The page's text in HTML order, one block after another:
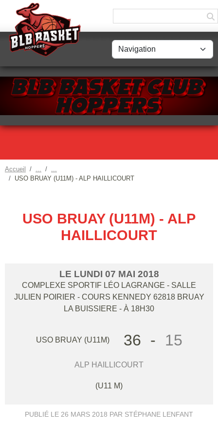
Accueil
USO BRUAY (U11M) - ALP HAILLICOURT
USO BRUAY (U11M) - ALP
HAILLICOURT
LE LUNDI 07 MAI 2018
COMPLEXE SPORTIF LÉO LAGRANGE - SALLE
JULIEN POIRIER - COURS KENNEDY 62818 BRUAY
LA BUISSIERE - À 18H30
USO BRUAY (U11M) 36 - 15
ALP HAILLICOURT
(U11 M)
PUBLIÉ LE 26 MARS 2018 PAR STÉPHANE LENFANT
Panneau de gestion des cookies